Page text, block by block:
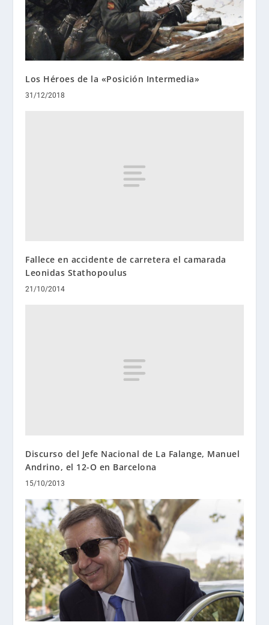
Los Héroes de la «Posición Intermedia»
31/12/2018
Fallece en accidente de carretera el camarada
21/10/2014
Discurso del Jefe Nacional de La Falange, Manuel
Andrino, el 12-O en Barcelona
15/10/2013